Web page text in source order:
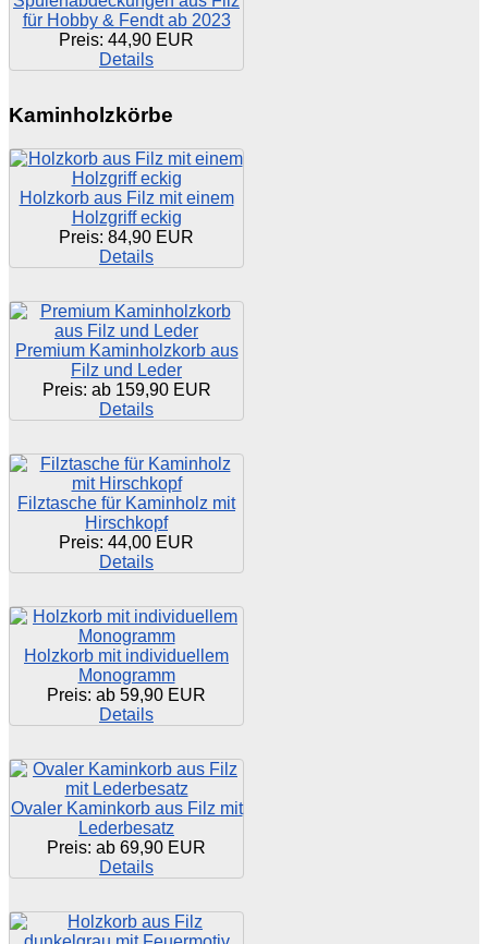
für Hobby & Fendt ab 2023
Preis: 44,90 EUR
Details
Kaminholzkörbe
Holzkorb aus Filz mit einem
Holzgriff eckig
Preis: 84,90 EUR
Details
Premium Kaminholzkorb aus
Filz und Leder
Preis: ab 159,90 EUR
Details
Filztasche für Kaminholz mit
Hirschkopf
Preis: 44,00 EUR
Details
Holzkorb mit individuellem
Monogramm
Preis: ab 59,90 EUR
Details
Ovaler Kaminkorb aus Filz mit
Lederbesatz
Preis: ab 69,90 EUR
Details